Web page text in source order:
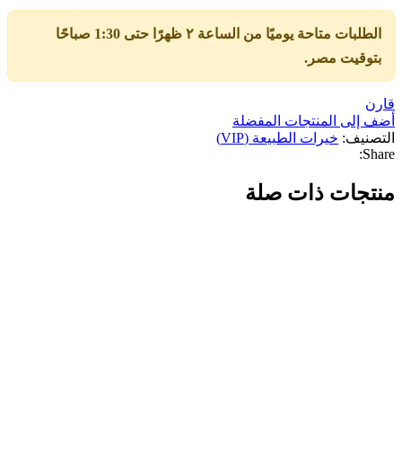
الطلبات متاحة يوميًا من الساعة ٢ ظهرًا حتى 1:30 صباحًا
بتوقيت مصر.
قارن
أضف إلى المنتجات المفضلة
التصنيف: خيرات الطبيعة (VIP)
Share:
منتجات ذات صلة